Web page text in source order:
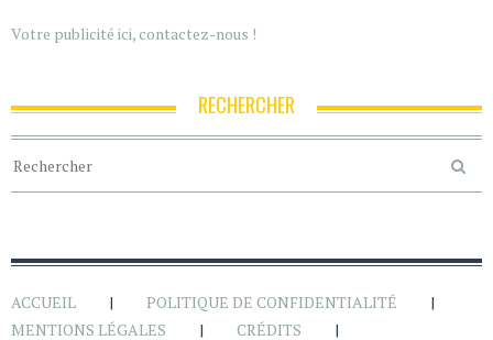
Votre publicité ici, contactez-nous !
RECHERCHER
ACCUEIL
POLITIQUE DE CONFIDENTIALITÉ
MENTIONS LÉGALES
CRÉDITS